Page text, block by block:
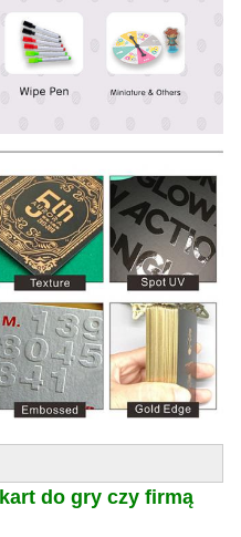
do gry czy firmą